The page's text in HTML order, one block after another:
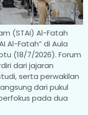
(STAI) Al-Fatah
Al-Fatah” di Aula
(18/7/2026). Forum
dari jajaran
serta perwakilan
dari pukul
pada dua